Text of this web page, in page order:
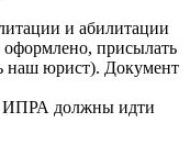
и абилитации
присылать
наш юрист). Документ
ИПРА должны идти